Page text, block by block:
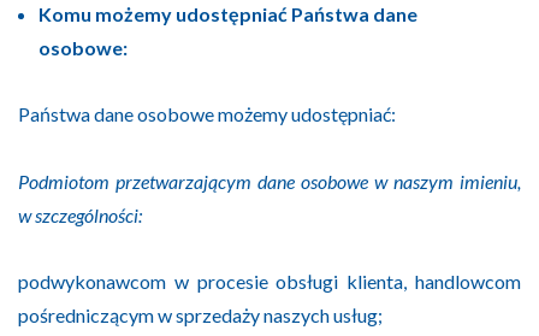
Komu możemy udostępniać Państwa dane
osobowe:
Państwa dane osobowe możemy udostępniać:
Podmiotom przetwarzającym dane osobowe w naszym imieniu,
w szczególności:
podwykonawcom w procesie obsługi klienta, handlowcom
pośredniczącym w sprzedaży naszych usług;